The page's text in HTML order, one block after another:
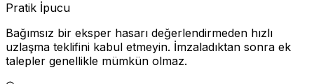
Pratik İpucu
Bağımsız bir eksper hasarı değerlendirmeden hızlı
uzlaşma teklifini kabul etmeyin. İmzaladıktan sonra ek
talepler genellikle mümkün olmaz.